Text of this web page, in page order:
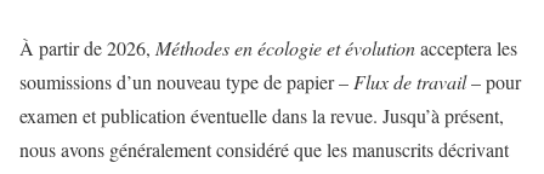
À partir de 2026, Méthodes en écologie et évolutionacceptera les
soumissions d’un nouveau type de papier – Flux de travail– pour
examen et publication éventuelle dans la revue. Jusqu’à présent,
nous avons généralement considéré que les manuscrits décrivant